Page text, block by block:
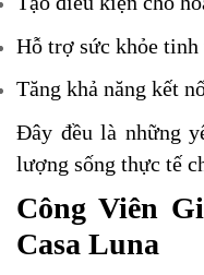
Hỗ trợ sức khỏe tinh
Tăng khả năng kết
Đây đều là những
lượng sống thực tế
Công Viên
Casa Luna